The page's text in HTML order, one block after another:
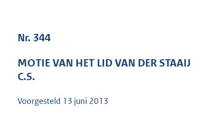
e
Nr. 344
MOTIE VAN HET LID VAN DER STAAIJ
C.S.
Voorgesteld 13 juni 2013